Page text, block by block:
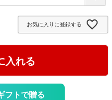
お気に入りに登録する
入れる
フトで贈る